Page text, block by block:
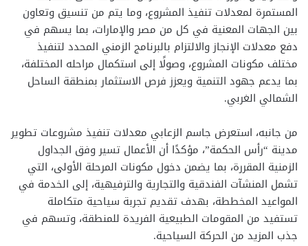
المستمرة لمعدلات تنفيذ المشروع، وما يتم من تنسيق وتعاون
بين الجهات المعنية في كل من مصر والإمارات، بما يسهم في
دفع معدلات الإنجاز والالتزام بالبرنامج الزمني المحدد لتنفيذ
مختلف مكونات المشروع، وصولًا إلى استكمال مراحله المختلفة،
بما يدعم جهود التنمية ويعزز فرص الاستثمار بمنطقة الساحل
الشمالي الغربي.
من جانبه، استعرض جاسم الزعابي معدلات تنفيذ مشروعات تطوير
مدينة “رأس الحكمة”، مؤكدًا أن الأعمال تسير وفق الجداول
الزمنية المقررة، بما يضمن دخول مكونات المرحلة الأولى، التي
تشمل المنشآت الفندقية والتجارية والترفيهية، إلى الخدمة في
المواعيد المخططة، بهدف تقديم تجربة سياحية متكاملة
تستفيد من المقومات الطبيعية الفريدة للمنطقة، وتسهم في
جذب المزيد من الحركة السياحية.